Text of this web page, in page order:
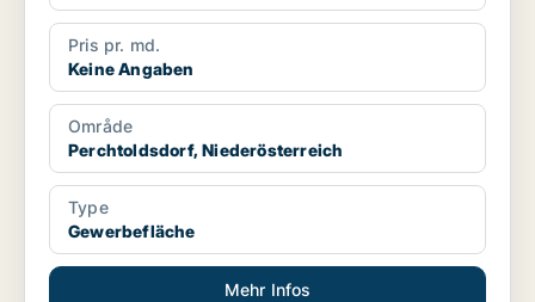
Pris pr. md.
Keine Angaben
Område
Perchtoldsdorf, Niederösterreich
Type
Gewerbefläche
Mehr Infos